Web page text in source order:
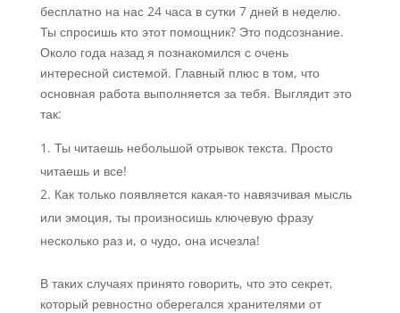
бесплатно на нас 24 часа в сутки 7 дней в неделю.
Ты спросишь кто этот помощник? Это подсознание.
Около года назад я познакомился с очень
интересной системой. Главный плюс в том, что
основная работа выполняется за тебя. Выглядит это
так:
Ты читаешь небольшой отрывок текста. Просто
читаешь и все!
Как только появляется какая-то навязчивая мысль
или эмоция, ты произносишь ключевую фразу
несколько раз и, о чудо, она исчезла!
В таких случаях принято говорить, что это секрет,
который ревностно оберегался хранителями от